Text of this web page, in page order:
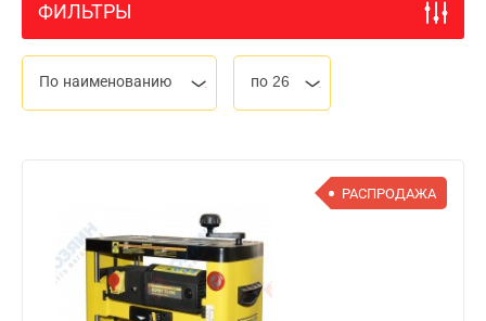
ФИЛЬТРЫ
По наименованию по 26
РАСПРОДАЖА